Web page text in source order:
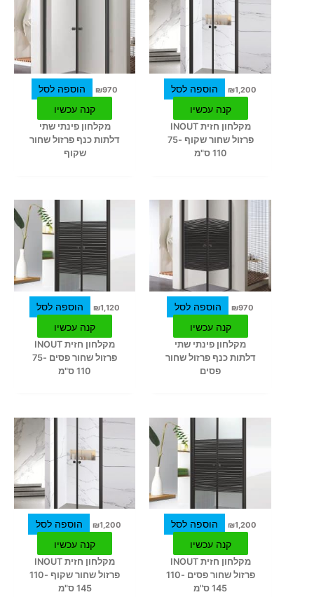
₪1,200
הוספה לסל
קנה עכשיו
מקלחון חזית INOUT
פרזול שחור שקוף 75-
110 ס"מ
₪970
הוספה לסל
קנה עכשיו
מקלחון פינתי שתי
דלתות כנף פרזול שחור
שקוף
₪970
הוספה לסל
קנה עכשיו
מקלחון פינתי שתי
דלתות כנף פרזול שחור
פסים
₪1,120
הוספה לסל
קנה עכשיו
מקלחון חזית INOUT
פרזול שחור פסים 75-
110 ס"מ
₪1,200
הוספה לסל
קנה עכשיו
מקלחון חזית INOUT
פרזול שחור פסים 110-
145 ס"מ
₪1,200
הוספה לסל
קנה עכשיו
מקלחון חזית INOUT
פרזול שחור שקוף 110-
145 ס"מ